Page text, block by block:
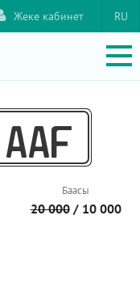
RU
Жеке кабинет
AAF
Баасы
20 000/ 10 000